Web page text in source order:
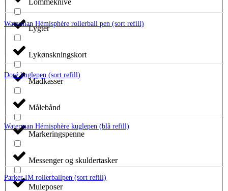
Lygter
Lykønskningskort
Madkasser
Målebånd
Markeringspenne
Messenger og skuldertasker
Muleposer
Waterman Hémisphère rollerball pen (sort refill)
Doré kuglepen (sort refill)
Waterman Hémisphère kuglepen (blå refill)
Parker IM rollerballpen (sort refill)